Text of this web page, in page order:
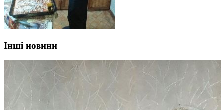
Інші новини